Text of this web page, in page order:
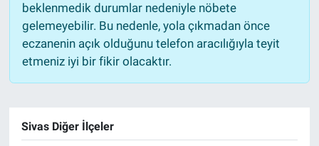
beklenmedik durumlar nedeniyle nöbete
gelemeyebilir. Bu nedenle, yola çıkmadan önce
eczanenin açık olduğunu telefon aracılığıyla teyit
etmeniz iyi bir fikir olacaktır.
Sivas Diğer İlçeler